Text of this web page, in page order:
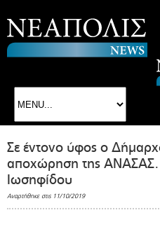
Σε έντονο ύφος ο
αποχώρηση της
Ιωσηφίδου
Αναρτήθηκε στις 11/10/2019